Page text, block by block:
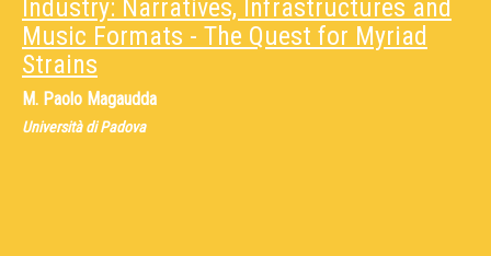
Industry: Narratives, Infrastructures and
Music Formats - The Quest for Myriad
Strains
M. Paolo Magaudda
Università di Padova